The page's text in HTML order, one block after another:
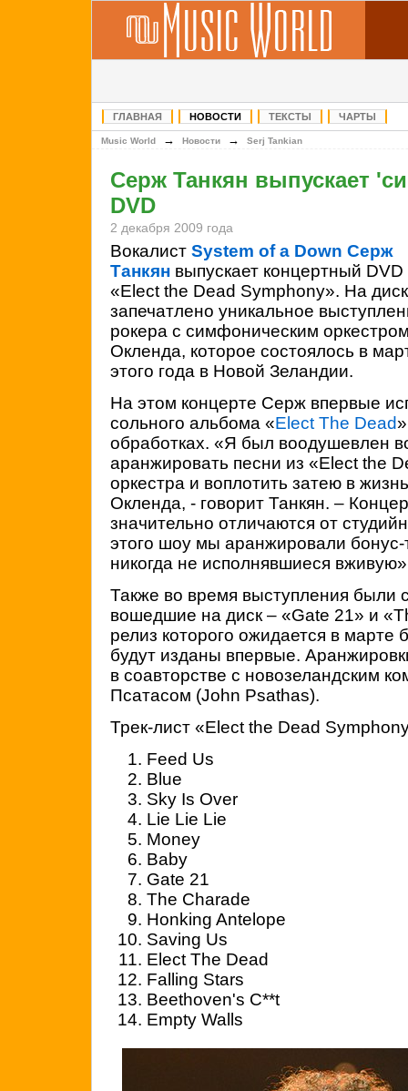
ГЛАВНАЯ НОВОСТИ ТЕКСТЫ ЧАРТЫ
Music World → Новости → Serj Tankian
Серж Танкян выпускает
DVD
2 декабря 2009 года
Вокалист System of a Down Серж
Танкян выпускает концертный DVD
«Elect the Dead Symphony». На
запечатлено уникальное
рокера с симфоническим
Окленда, которое состоялось в
этого года в Новой Зеландии.
На этом концерте Серж впервые
сольного альбома «Elect The Dead
обработках. «Я был воодушевлен
аранжировать песни из «Elect the
оркестра и воплотить затею в
Окленда, - говорит Танкян. –
значительно отличаются от
этого шоу мы аранжировали
никогда не исполнявшиеся
Также во время выступления были
вошедшие на диск – «Gate 21» и
релиз которого ожидается в марте
будут изданы впервые.
в соавторстве с новозеландским
Псатасом (John Psathas).
Трек-лист «Elect the Dead
Feed Us
Blue
Sky Is Over
Lie Lie Lie
Money
Baby
Gate 21
The Charade
Honking Antelope
Saving Us
Elect The Dead
Falling Stars
Beethoven's C**t
Empty Walls